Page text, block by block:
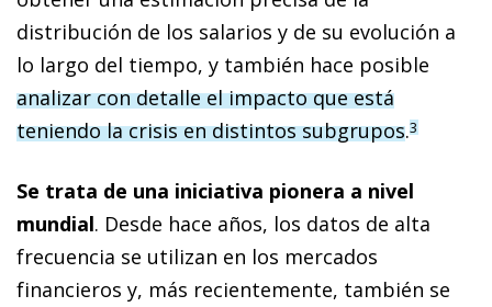
distribución de los salarios y de su evolución a
lo largo del tiempo, y también hace posible
analizar con detalle el impacto que está
teniendo la crisis en distintos subgrupos.3
Se trata de una iniciativa pionera a nivel
mundial. Desde hace años, los datos de alta
frecuencia se utilizan en los mercados
financieros y, más recientemente, también se